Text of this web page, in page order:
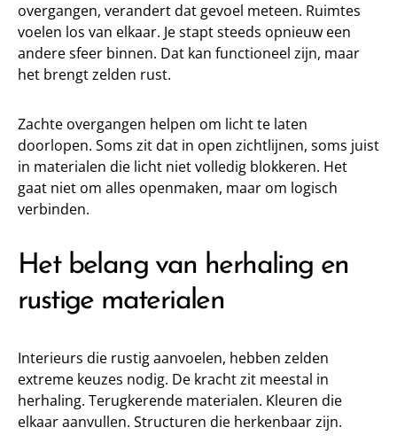
overgangen, verandert dat gevoel meteen. Ruimtes
voelen los van elkaar. Je stapt steeds opnieuw een
andere sfeer binnen. Dat kan functioneel zijn, maar
het brengt zelden rust.
Zachte overgangen helpen om licht te laten
doorlopen. Soms zit dat in open zichtlijnen, soms juist
in materialen die licht niet volledig blokkeren. Het
gaat niet om alles openmaken, maar om logisch
verbinden.
Het belang van herhaling en
rustige materialen
Interieurs die rustig aanvoelen, hebben zelden
extreme keuzes nodig. De kracht zit meestal in
herhaling. Terugkerende materialen. Kleuren die
elkaar aanvullen. Structuren die herkenbaar zijn.